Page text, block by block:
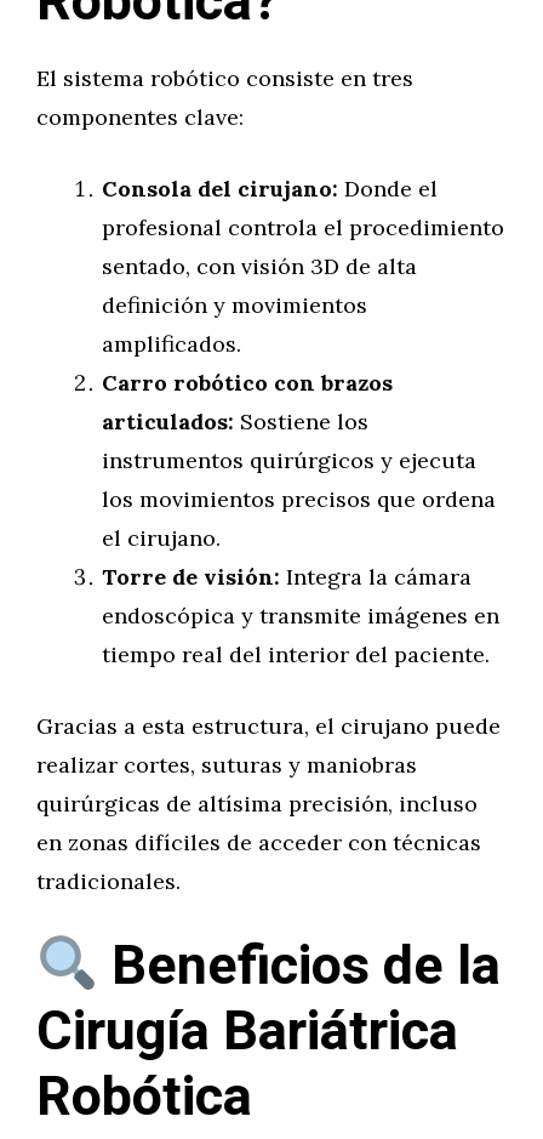
El sistema robótico consiste en tres
componentes clave:
Consola del cirujano: Donde el
profesional controla el procedimiento
sentado, con visión 3D de alta
definición y movimientos
amplificados.
Carro robótico con brazos
articulados: Sostiene los
instrumentos quirúrgicos y ejecuta
los movimientos precisos que ordena
el cirujano.
Torre de visión: Integra la cámara
endoscópica y transmite imágenes en
tiempo real del interior del paciente.
Gracias a esta estructura, el cirujano puede
realizar cortes, suturas y maniobras
quirúrgicas de altísima precisión, incluso
en zonas difíciles de acceder con técnicas
tradicionales.
Beneficios de la
Cirugía Bariátrica
Robótica